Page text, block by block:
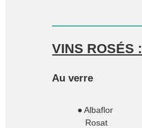
VINS ROSÉS :
Au verre
● Albaflor
Rosat